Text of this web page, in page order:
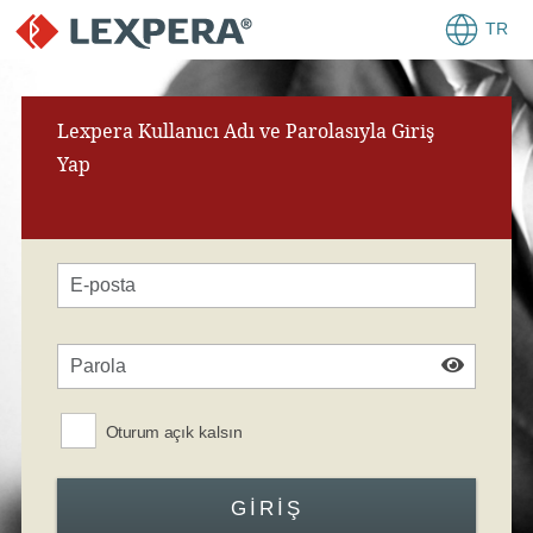
TR
Lexpera Kullanıcı Adı ve Parolasıyla Giriş
Yap
Oturum açık kalsın
GIRIŞ